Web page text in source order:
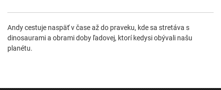
Andy cestuje naspäť v čase až do praveku, kde sa stretáva s
dinosaurami a obrami doby ľadovej, ktorí kedysi obývali našu
planétu.